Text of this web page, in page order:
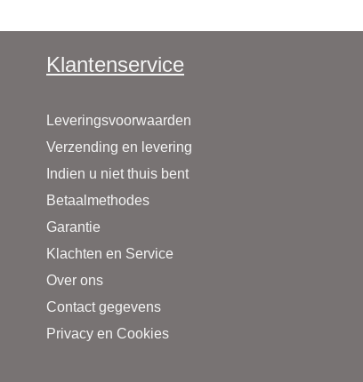
Klantenservice
Leveringsvoorwaarden
Verzending en levering
Indien u niet thuis bent
Betaalmethodes
Garantie
Klachten en Service
Over ons
Contact gegevens
Privacy en Cookies